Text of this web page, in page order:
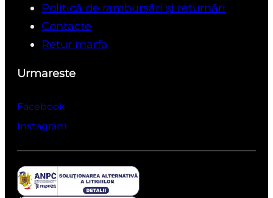
Politică de rambursări și returnări
Contacte
Retur marfa
Urmareste
Facebook
Instagram